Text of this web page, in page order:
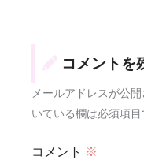
コメントを
メールアドレスが公
いている欄は必須項目
コメント ※